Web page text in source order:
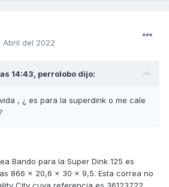
Abril del 2022
14:43, perrolobo dijo:
, ¿ es para la superdink o me cale
Bando para la Super Dink 125 es
866 x 20,6 x 30 x 9,5. Esta correa no